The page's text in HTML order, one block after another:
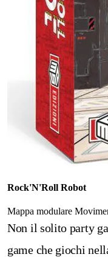
Rock'N'Roll Robot
Mappa modulare
Non il solito party
game che giochi